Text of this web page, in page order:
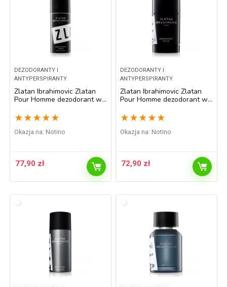
DEZODORANTY I
ANTYPERSPIRANTY
Zlatan Ibrahimovic Zlatan
Pour Homme dezodorant w
★ ★ ★ ★ ★
Okazja na: Notino
77,90 zł
DEZODORANTY I
ANTYPERSPIRANTY
Zlatan Ibrahimovic Zlatan
Pour Homme dezodorant w
★ ★ ★ ★ ★
Okazja na: Notino
72,90 zł